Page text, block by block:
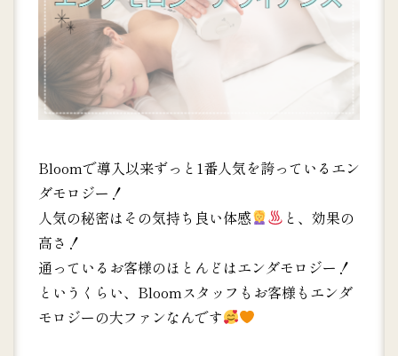
Bloomで導入以来ずっと1番人気を誇っているエン
ダモロジー！
人気の秘密はその気持ち良い体感
と、効果の
高さ！
通っているお客様のほとんどはエンダモロジー！
というくらい、Bloomスタッフもお客様もエンダ
モロジーの大ファンなんです